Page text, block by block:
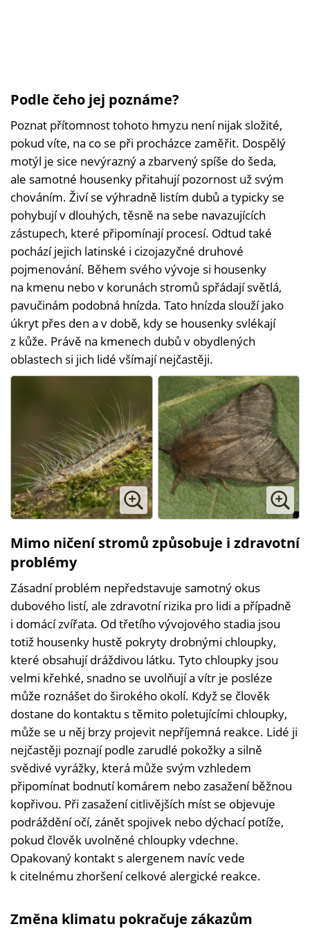
Podle čeho jej poznáme?
Poznat přítomnost tohoto hmyzu není nijak složité,
pokud víte, na co se při procházce zaměřit. Dospělý
motýl je sice nevýrazný a zbarvený spíše do šeda,
ale samotné housenky přitahují pozornost už svým
chováním. Živí se výhradně listím dubů a typicky se
pohybují v dlouhých, těsně na sebe navazujících
zástupech, které připomínají procesí. Odtud také
pochází jejich latinské i cizojazyčné druhové
pojmenování. Během svého vývoje si housenky
na kmenu nebo v korunách stromů spřádají světlá,
pavučinám podobná hnízda. Tato hnízda slouží jako
úkryt přes den a v době, kdy se housenky svlékají
z kůže. Právě na kmenech dubů v obydlených
oblastech si jich lidé všímají nejčastěji.
Mimo ničení stromů způsobuje i zdravotní
problémy
Zásadní problém nepředstavuje samotný okus
dubového listí, ale zdravotní rizika pro lidi a případně
i domácí zvířata. Od třetího vývojového stadia jsou
totiž housenky hustě pokryty drobnými chloupky,
které obsahují dráždivou látku. Tyto chloupky jsou
velmi křehké, snadno se uvolňují a vítr je posléze
může roznášet do širokého okolí. Když se člověk
dostane do kontaktu s těmito poletujícími chloupky,
může se u něj brzy projevit nepříjemná reakce. Lidé ji
nejčastěji poznají podle zarudlé pokožky a silně
svědivé vyrážky, která může svým vzhledem
připomínat bodnutí komárem nebo zasažení běžnou
kopřivou. Při zasažení citlivějších míst se objevuje
podráždění očí, zánět spojivek nebo dýchací potíže,
pokud člověk uvolněné chloupky vdechne.
Opakovaný kontakt s alergenem navíc vede
k citelnému zhoršení celkové alergické reakce.
Změna klimatu pokračuje zákazům